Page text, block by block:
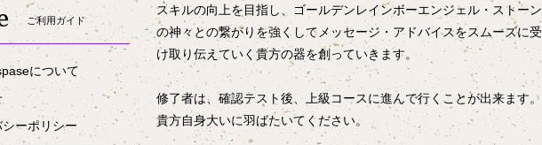
スキルの向上を目指し、ゴールデンレインボーエンジェル・ストーン
の神々との繋がりを強くしてメッセージ・アドバイスをスムーズに受
け取り伝えていく貴方の器を創っていきます。
修了者は、確認テスト後、上級コースに進んで行くことが出来ます。
貴方自身大いに羽ばたいてください。
ご利用ガイド
について
ーポリシー